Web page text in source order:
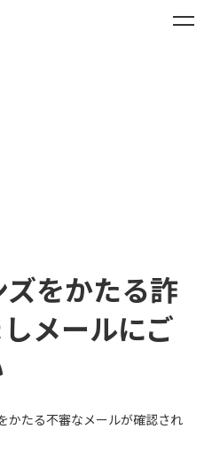
をかたる詐
メールにご
かたる不審なメールが確認され